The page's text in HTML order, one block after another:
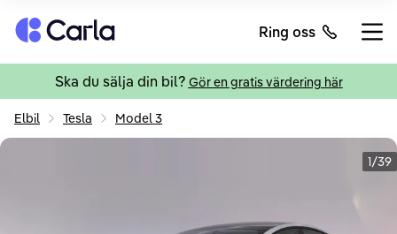
Tillbaka till startsidan Ring oss
Ska du sälja din bil? Gör en gratis värdering här
Elbil Tesla Model 3
1/39